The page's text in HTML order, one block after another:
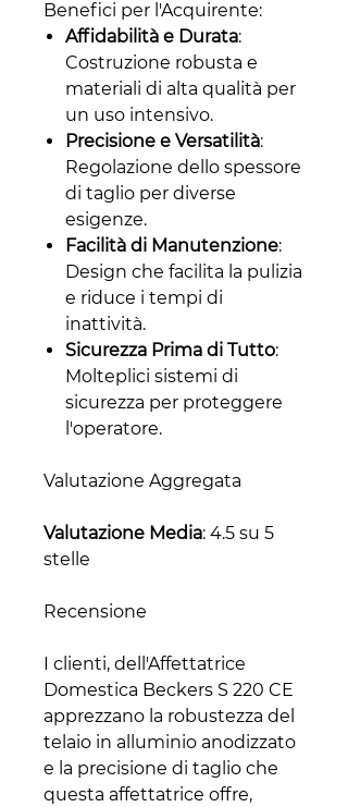
Benefici per l'Acquirente:
Affidabilità e Durata:
Costruzione robusta e
materiali di alta qualità per
un uso intensivo.
Precisione e Versatilità:
Regolazione dello spessore
di taglio per diverse
esigenze.
Facilità di Manutenzione:
Design che facilita la pulizia
e riduce i tempi di
inattività.
Sicurezza Prima di Tutto:
Molteplici sistemi di
sicurezza per proteggere
l'operatore.
Valutazione Aggregata
Valutazione Media: 4.5 su 5
stelle
Recensione
I clienti, dell'Affettatrice
Domestica Beckers S 220 CE
apprezzano la robustezza del
telaio in alluminio anodizzato
e la precisione di taglio che
questa affettatrice offre,